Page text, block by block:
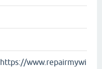
https://www.repairmywi